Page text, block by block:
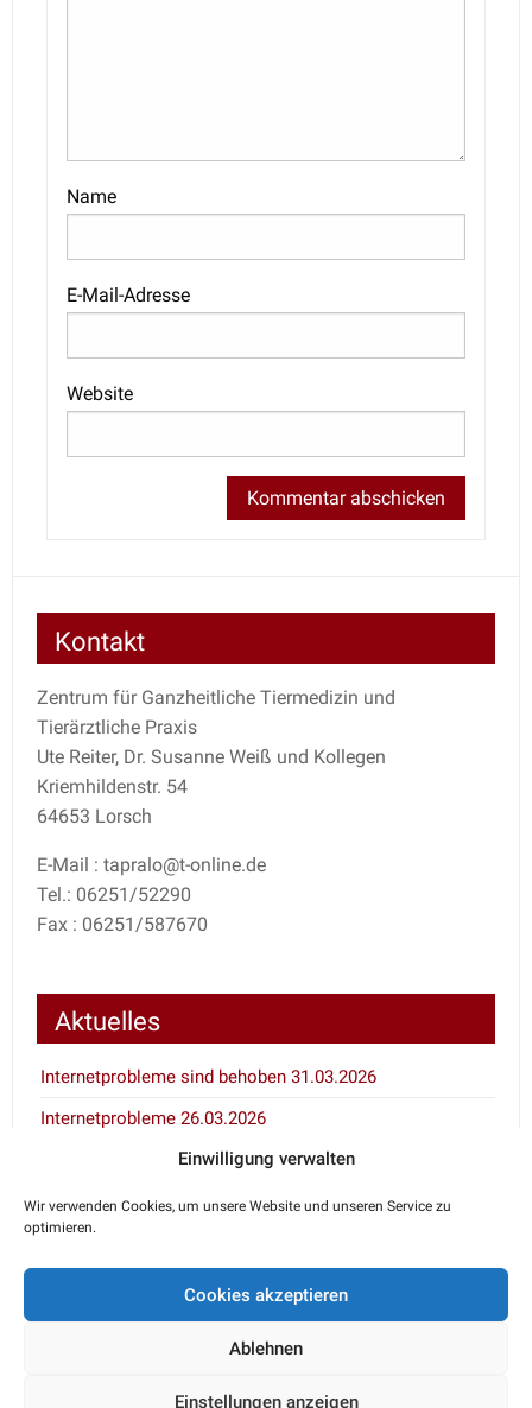
Einwilligung verwalten
Wir verwenden Cookies, um unsere Website und unseren Service zu
optimieren.
Cookies akzeptieren
Ablehnen
Einstellungen anzeigen
Name
E-Mail-Adresse
Website
Kontakt
Zentrum für Ganzheitliche Tiermedizin und
Tierärztliche Praxis
Ute Reiter, Dr. Susanne Weiß und Kollegen
Kriemhildenstr. 54
64653 Lorsch
E-Mail : tapralo@t-online.de
Tel.: 06251/52290
Fax : 06251/587670
Aktuelles
Internetprobleme sind behoben 31.03.2026
Internetprobleme 26.03.2026
Inventur 7.1. und 8.1.2026
Notdienstkalender
Den aktuellen Notdienst erfahren Sie über den
telefonischen Anrufbeantworter Ihres Haustierarztes